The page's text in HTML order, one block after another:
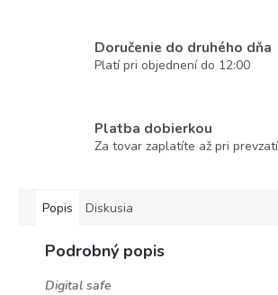
Doručenie do druhého dňa
Platí pri objednení do 12:00
Platba dobierkou
Za tovar zaplatíte až pri prevzatí
Popis Diskusia
Podrobný popis
Digital safe